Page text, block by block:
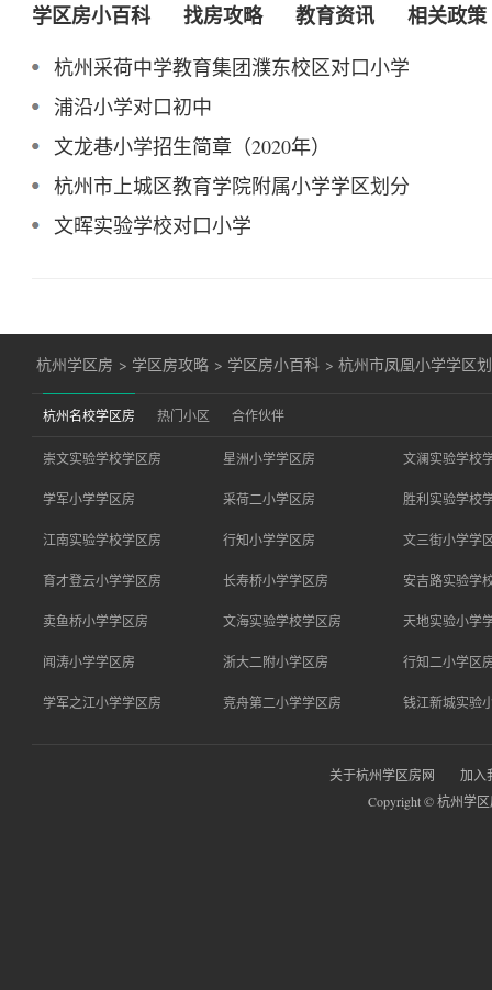
学区房小百科 找房攻略 教育资讯 相关政策
杭州采荷中学教育集团濮东校区对口小学
浦沿小学对口初中
文龙巷小学招生简章（2020年）
杭州市上城区教育学院附属小学学区划分
文晖实验学校对口小学
杭州学区房 > 学区房攻略 > 学区房小百科 >杭州市凤凰小学学区
杭州名校学区房 热门小区 合作伙伴
崇文实验学校学区房 星洲小学学区房 文澜实验学校
学军小学学区房 采荷二小学区房 胜利实验学校
江南实验学校学区房 行知小学学区房 文三街小学学
育才登云小学学区房 长寿桥小学学区房 安吉路实验学
卖鱼桥小学学区房 文海实验学校学区房 天地实验小学
闻涛小学学区房 浙大二附小学区房 行知二小学区
学军之江小学学区房 竞舟第二小学学区房 钱江新城实验
关于杭州学区房网
加入
Copyright © 杭州学